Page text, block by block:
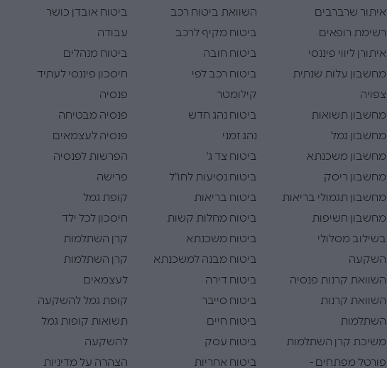
איתור שרברבים
רשימת רופאים
איתורן ליווי פיננסי
מחשבון עלות שנתית
צפויה
מחשבון תשואות
מחשבון גמל
מחשבון משכנתא
מחשבון ריסק
מחשבון תגמולי בריאות
מחשבון חשיפות
בשילוב מסלולי
השקעה
השוואת קרנות פנסיה
השוואת קרנות
השתלמות
משיכת קרן השתלמות
פורטל מפתחים -
השוואת ביטוח רכב
ביטוח מקיף לרכב
ביטוח חובה
ביטוח רכב לפי
קילומטר
ביטוח נהג חדש
נהג זמני
ביטוח צד ג'
ביטוח נסיעות לחו"ל
ביטוח בריאות
ביטוח מחלות קשות
ביטוח משכנתא
ביטוח מבנה למשכנתא
ביטוח דירה
ביטוח סייבר
ביטוח חיים
ביטוח עסק
ביטוח אחריות
ביטוח אובדן כושר
עבודה
ביטוח מנהלים
חיסכון פיננסי לעתיד
פנסיה
פנסיה מבטיחה
פנסיה לעצמאים
הפרשות לפנסיה
פרישה
קופת גמל
חיסכון לכל ילד
קרן השתלמות
קרן השתלמות
לעצמאים
קופת גמל להשקעה
תשואות קופות גמל
להשקעה
הצהרה על מדיניות